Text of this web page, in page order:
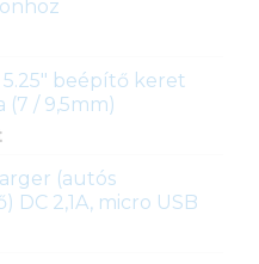
1
Ft.
5.25" beépítő keret
(7 / 9,5mm)
Current
is:
4
(autós
DC 2,1A, micro USB